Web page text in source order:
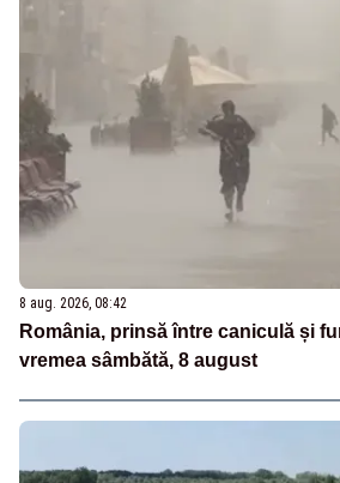
8 aug. 2026, 08:42
România, prinsă între caniculă și
vremea sâmbătă, 8 august